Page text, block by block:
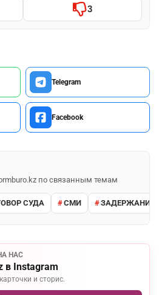
3
Telegram
Facebook
по связанным темам
СУДА СМИ ЗАДЕРЖАНИЕ
НАС
в Instagram
и сторис.